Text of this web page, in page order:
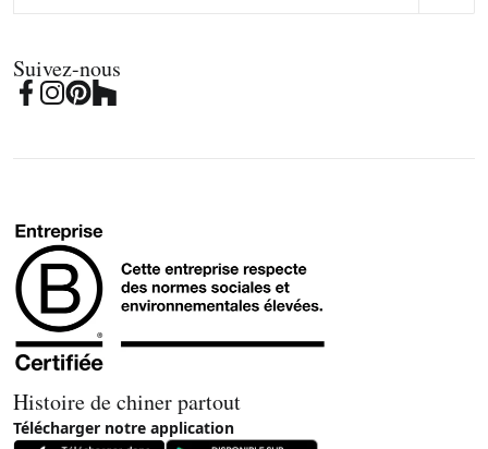
Suivez-nous
Histoire de chiner partout
Télécharger notre application